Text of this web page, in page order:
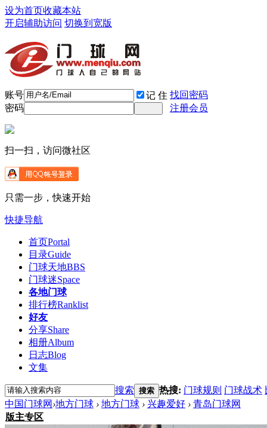
设为首页收藏本站
开启辅助访问 切换到宽版
账号 记 住 找回密码
密码
注册会员
扫一扫，访问微社区
只需一步，快速开始
快捷导航
首页Portal
目录Guide
门球天地BBS
门球迷Space
各地门球
排行榜Ranklist
好友
分享Share
相册Album
日志Blog
文集
搜索 搜索 热搜: 门球规则 门球战术
中国门球网 ›地方门球 › 地方门球 › 兴趣爱好 › 青岛门球网
版主专区